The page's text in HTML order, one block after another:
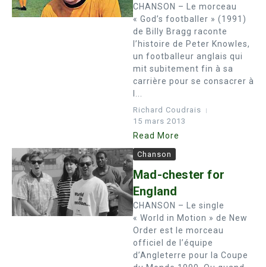
CHANSON – Le morceau
« God’s footballer » (1991)
de Billy Bragg raconte
l’histoire de Peter Knowles,
un footballeur anglais qui
mit subitement fin à sa
carrière pour se consacrer à
Richard Coudrais
15 mars 2013
Read More
Chanson
Mad-chester for
England
CHANSON – Le single
« World in Motion » de New
Order est le morceau
officiel de l’équipe
d’Angleterre pour la Coupe